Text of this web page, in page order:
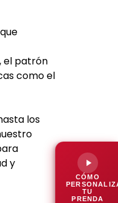
el patrón
como el
los
y
CÓMO
TU
PRENDA